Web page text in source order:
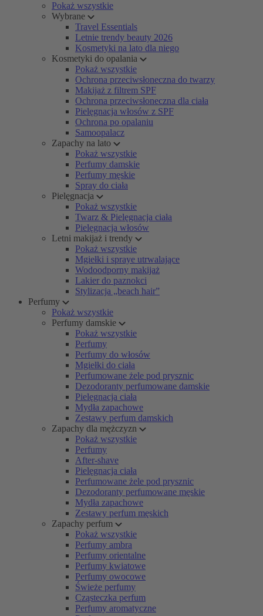
Pokaż wszystkie
Wybrane
Travel Essentials
Letnie trendy beauty 2026
Kosmetyki na lato dla niego
Kosmetyki do opalania
Pokaż wszystkie
Ochrona przeciwsłoneczna do twarzy
Makijaż z filtrem SPF
Ochrona przeciwsłoneczna dla ciała
Pielęgnacja włosów z SPF
Ochrona po opalaniu
Samoopalacz
Zapachy na lato
Pokaż wszystkie
Perfumy damskie
Perfumy męskie
Spray do ciała
Pielęgnacja
Pokaż wszystkie
Twarz & Pielęgnacja ciała
Pielęgnacja włosów
Letni makijaż i trendy
Pokaż wszystkie
Mgiełki i spraye utrwalające
Wodoodporny makijaż
Lakier do paznokci
Stylizacja „beach hair”
Perfumy
Pokaż wszystkie
Perfumy damskie
Pokaż wszystkie
Perfumy
Perfumy do włosów
Mgiełki do ciała
Perfumowane żele pod prysznic
Dezodoranty perfumowane damskie
Pielęgnacja ciała
Mydła zapachowe
Zestawy perfum damskich
Zapachy dla mężczyzn
Pokaż wszystkie
Perfumy
After-shave
Pielęgnacja ciała
Perfumowane żele pod prysznic
Dezodoranty perfumowane męskie
Mydła zapachowe
Zestawy perfum męskich
Zapachy perfum
Pokaż wszystkie
Perfumy ambra
Perfumy orientalne
Perfumy kwiatowe
Perfumy owocowe
Świeże perfumy
Cząsteczka perfum
Perfumy aromatyczne